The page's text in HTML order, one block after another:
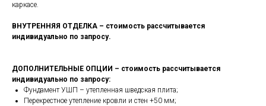
каркасе.
ВНУТРЕННЯЯ ОТДЕЛКА – стоимость рассчитывается
индивидуально по запросу.
ДОПОЛНИТЕЛЬНЫЕ ОПЦИИ – стоимость рассчитывается
индивидуально по запросу:
Фундамент УШП – утепленная шведская плита;
Перекрестное утепление кровли и стен +50 мм;